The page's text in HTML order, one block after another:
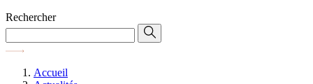
Rechercher
Accueil